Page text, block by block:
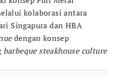
kolaborasi antara
Singapura dan HBA
dengan konsep
barbeque steakhouse culture